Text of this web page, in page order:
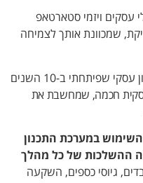
עסקים ויזמי סטארטאפ
שמכוונת אותך לצמיחה
אני עושה את זה בעזרת מערכת לתכנון עסקי שפיתחתי ב-10 השנים
חכמה, שמחשבת את
במערכת התכנון
ההשלכות של כל מהלך
גיוסי כספים, השקעה